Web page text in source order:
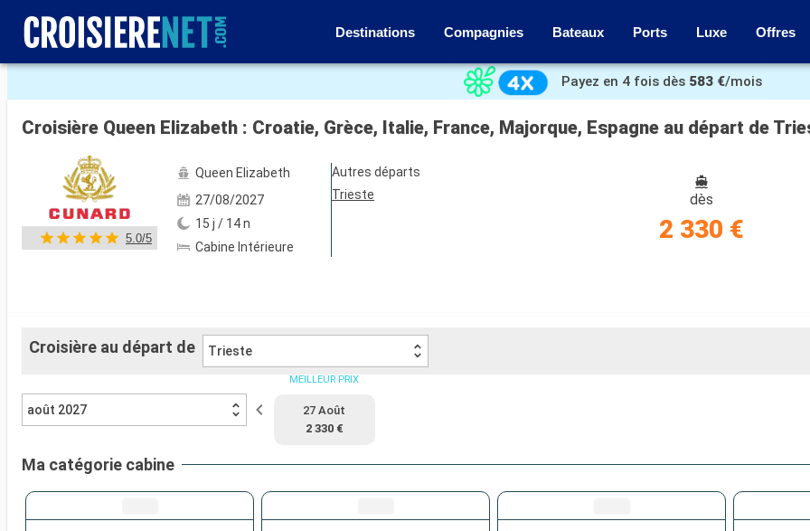
Destinations Compagnies Bateaux Ports Luxe Offres
Voir les 72 autres photos
Payez en 4 fois dès 583 €/mois
Croisière Queen Elizabeth : Croatie, Grèce, Italie, France, Majorque, Espagne au départ de
5.0/5
Queen Elizabeth
27/08/2027
15 j / 14 n
Cabine Intérieure
Autres départs
Trieste
dès
2 330 €
Croisière au départ de Trieste
août 2027
MEILLEUR PRIX
27 Août
2 330 €
Ma catégorie cabine